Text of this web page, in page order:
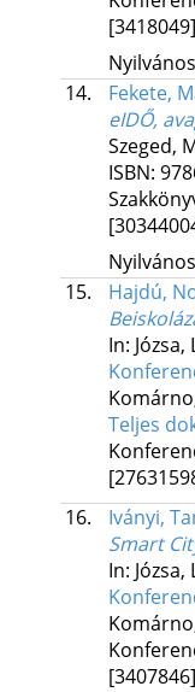
[3418049]
14.
Fekete,
eIDŐ,
Szeged,
ISBN:
15.
Hajdú,
In:
Teljes
16.
Iványi,
Smart
In:
[3407846]